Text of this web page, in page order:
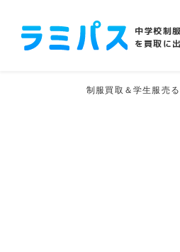
中学校制
を買取に
制服買取＆学生服売